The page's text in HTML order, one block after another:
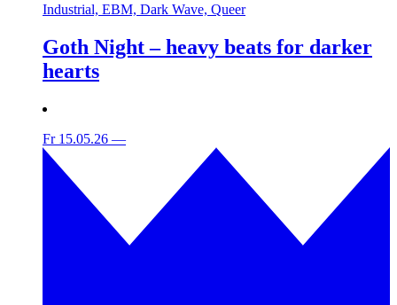
Industrial, EBM, Dark Wave, Queer
Goth Night – heavy beats for darker
hearts
Fr 15.05.26 —